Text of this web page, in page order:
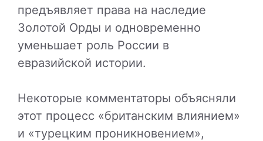
предъявляет права на наследие
Золотой Орды и одновременно
уменьшает роль России в
евразийской истории.
Некоторые комментаторы объясняли
этот процесс «британским влиянием»
и «турецким проникновением»,